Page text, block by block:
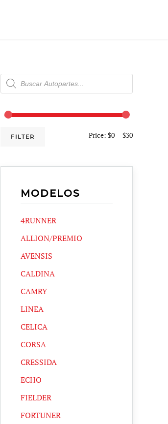
Products
search
FILTER Price: $0—$30
MODELOS
4RUNNER
ALLION/PREMIO
AVENSIS
CALDINA
CAMRY
LINEA
CELICA
CORSA
CRESSIDA
ECHO
FIELDER
FORTUNER